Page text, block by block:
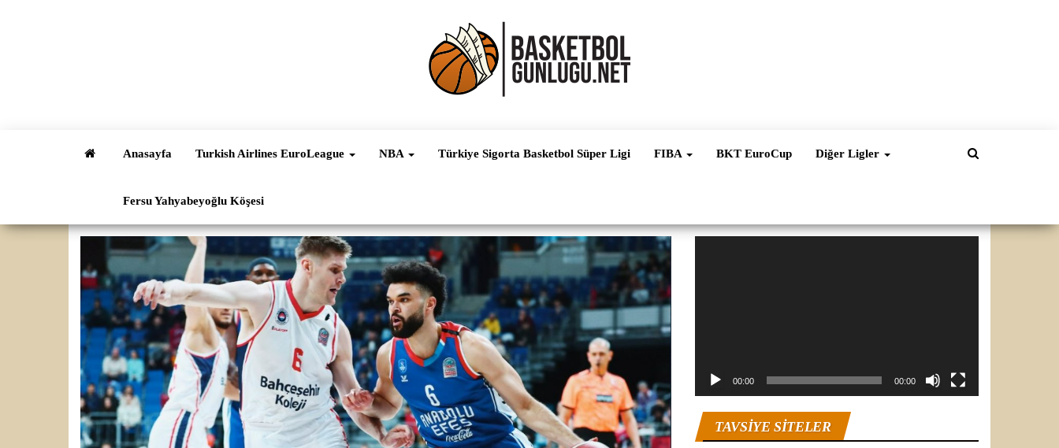
Haber
Süper Lig ve
Dünya
Anasayfa Turkish Airlines EuroLeague NBA Türkiye Sigorta Basketbol Süper Ligi FIBA BKT EuroCup Diğer Ligler
Fersu Yahyabeyoğlu Köşesi
00:00 00:00
TAVSIYE SITELER